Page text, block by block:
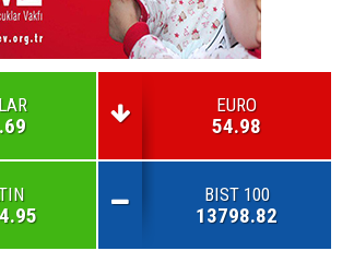
EURO
54.98
BIST 100
13798.82